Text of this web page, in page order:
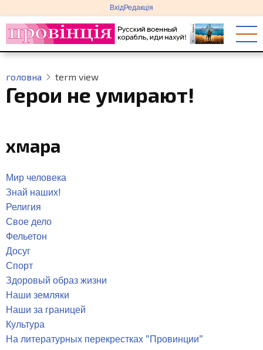
до
основного
вмісту
меню
облікового
запису
користувача
ВхідРедакція
головна term view
Герои не умирают!
хмара
Мир человека
Знай наших!
Религия
Свое дело
Фельетон
Досуг
Спорт
Здоровый образ жизни
Наши земляки
Наши за границей
Культура
На литературных перекрестках "Провинции"